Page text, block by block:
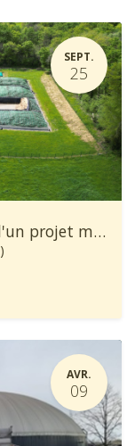
SEPT.
25
[Formation] Acquérir les bases d'un projet méthanisation
)
AVR.
09